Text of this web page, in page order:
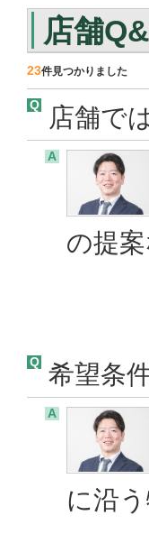
店舗
23件見つかりました
Q 店舗で
A
の提
Q 希望条
A
に沿